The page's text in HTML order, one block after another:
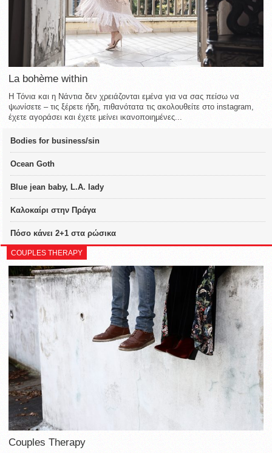
La bohème within
Η Τόνια και η Νάντια δεν χρειάζονται εμένα για να σας πείσω να
ψωνίσετε – τις ξέρετε ήδη, πιθανότατα τις ακολουθείτε στο instagram,
έχετε αγοράσει και έχετε μείνει ικανοποιημένες...
Bodies for business/sin
Ocean Goth
Blue jean baby, L.A. lady
Καλοκαίρι στην Πράγα
Πόσο κάνει 2+1 στα ρώσικα
COUPLES THERAPY
Couples Therapy